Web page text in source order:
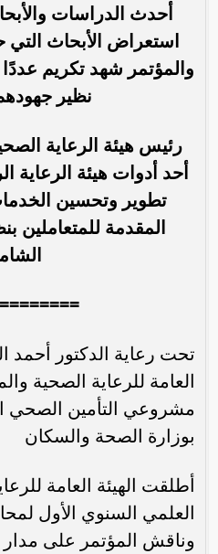
أحدث الدراسات
استعراض الأبحاث
والمؤتمر شهد تكريم عددًا
نظير
رئيس هيئة الرعاية
أحد أدوات هيئة الرعاية
تطوير وتحسين
المقدمة للمتعاملين
تحت رعاية الدكتور أحمد
العامة للرعاية الصحية
مشروعي التأمين الصحي
بوزارة الصحة والسكان
أطلقت الهيئة العامة
العلمي السنوي الأول
وناقش المؤتمر على مدار